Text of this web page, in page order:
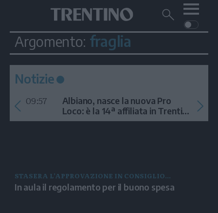
Cerca
Trentino
Facebook
Cerca
su
Trentino
Navigazione
Home
MONTAGNA
AMBIENTE
EVENTI
CRONACA
FOTO
Altre
VIDEO
Notizie
09:57
Albiano, nasce la nuova Pro
Loco: è la 14ª affiliata in Trentino
nel 2026
Argomento: fraglia
STASERA L’APPROVAZIONE IN CONSIGLIO
COMUNALE
In aula il regolamento per il buono spesa